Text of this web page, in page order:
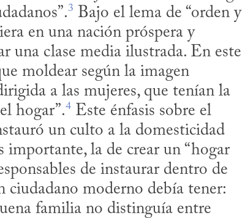
3 Bajo el lema de “orden y
en una nación próspera y
una clase media ilustrada. En este
moldear según la imagen
a las mujeres, que tenían la
hogar”.4 Este énfasis sobre el
un culto a la domesticidad
importante, la de crear un “hogar
de instaurar dentro de
ciudadano moderno debía tener:
familia no distinguía entre